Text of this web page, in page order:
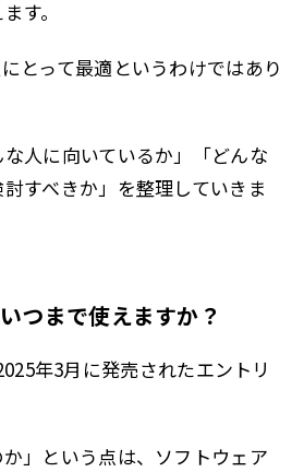
す。
とって最適というわけではあり
人に向いているか」「どんな
すべきか」を整理していきま
つまで使えますか？
年3月に発売されたエントリ
か」という点は、ソフトウェア